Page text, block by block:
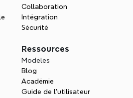
quitter votre Schéma.
Collaboration
Intégration
Sécurité
Ressources
Modèles
Blog
Académie
Guide de l’utilisateur